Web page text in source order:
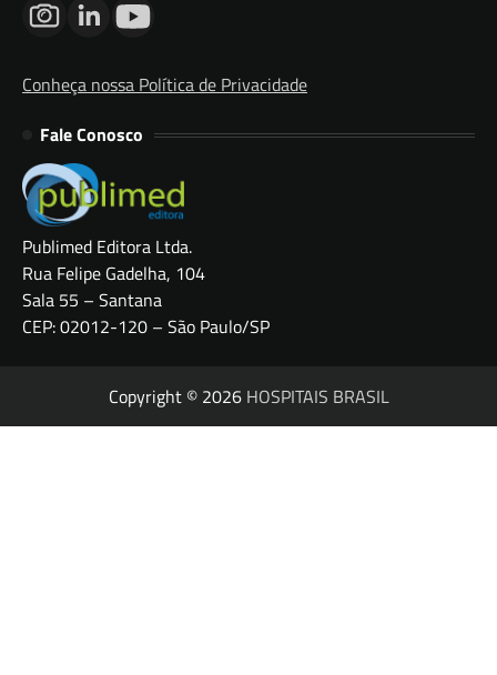
Conheça nossa Política de Privacidade
Fale Conosco
Publimed Editora Ltda.
Rua Felipe Gadelha, 104
Sala 55 – Santana
CEP: 02012-120 – São Paulo/SP
Copyright © 2026 HOSPITAIS BRASIL